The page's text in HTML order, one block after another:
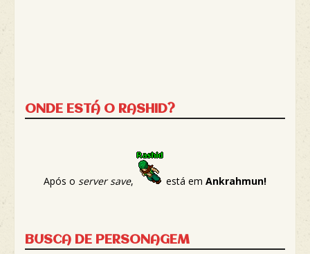
ONDE ESTÁ O RASHID?
Após o server save, está em Ankrahmun!
BUSCA DE PERSONAGEM